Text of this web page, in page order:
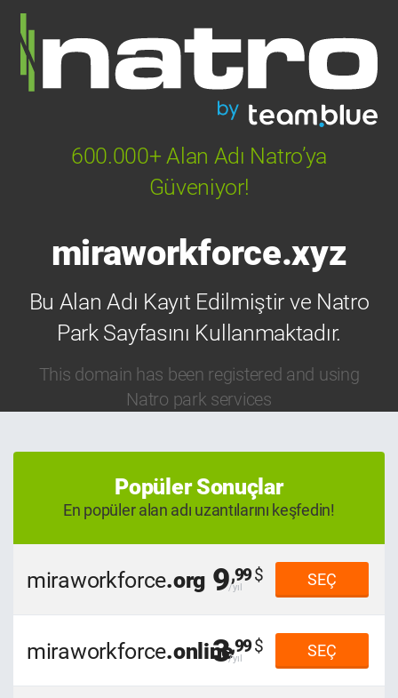
600.000+ Alan Adı Natro’ya
Güveniyor!
miraworkforce.xyz
Bu Alan Adı Kayıt Edilmiştir ve Natro
Park Sayfasını Kullanmaktadır.
This domain has been registered and using
Natro park services
Popüler Sonuçlar
En popüler alan adı uzantılarını keşfedin!
miraworkforce.org 9,99 SEÇ
miraworkforce.online
3,99 SEÇ